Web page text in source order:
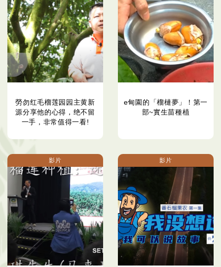
勞勿红毛榴莲园园主黄新
源分享他的心得，绝不留
一手，非常值得一看!
e甸園的「榴槤夢」！第一
部~實生苗種植
影片 影片